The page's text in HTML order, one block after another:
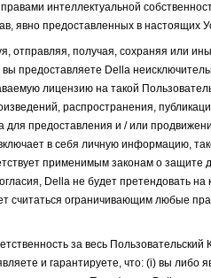
правами интеллектуальной
явно предоставленных в настоящих
отправляя, получая, сохраняя или
предоставляете Della
лицензию на такой
распространения,
для предоставления и / или
в себя личную информацию,
применимым законам о
Della не будет претендовать
считаться ограничивающим любые
за весь
и гарантируете, что: (i) вы либо